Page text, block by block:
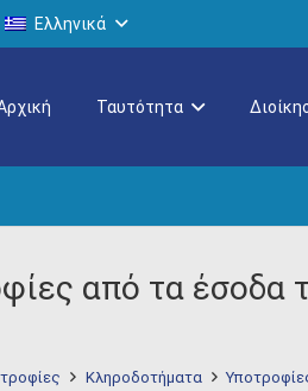
Ελληνικά
Ταυτότητα
από τα έσοδα
Κληροδοτήματα